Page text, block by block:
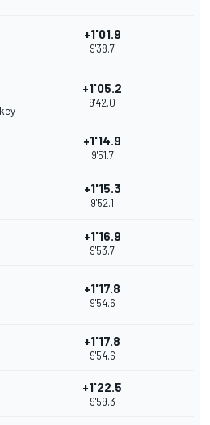
+1'01.9
9'38.7
+1'05.2
9'42.0
+1'14.9
9'51.7
+1'15.3
9'52.1
+1'16.9
9'53.7
+1'17.8
9'54.6
+1'17.8
9'54.6
+1'22.5
9'59.3